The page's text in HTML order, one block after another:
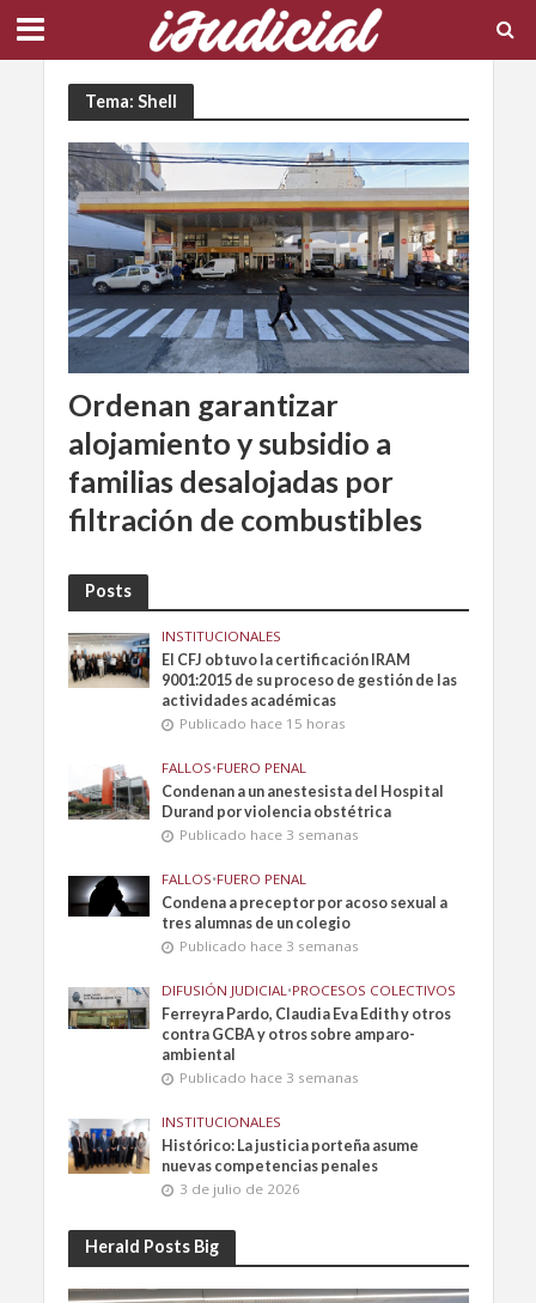
Tema: Shell
Ordenan garantizar
alojamiento y subsidio a
familias desalojadas por
filtración de combustibles
Posts
INSTITUCIONALES
El CFJ obtuvo la certificación IRAM
9001:2015 de su proceso de gestión de las
actividades académicas
Publicado hace 15 horas
FALLOS•FUERO PENAL
Condenan a un anestesista del Hospital
Durand por violencia obstétrica
Publicado hace 3 semanas
FALLOS•FUERO PENAL
Condena a preceptor por acoso sexual a
tres alumnas de un colegio
Publicado hace 3 semanas
DIFUSIÓN JUDICIAL•PROCESOS COLECTIVOS
Ferreyra Pardo, Claudia Eva Edith y otros
contra GCBA y otros sobre amparo-
ambiental
Publicado hace 3 semanas
INSTITUCIONALES
Histórico: La justicia porteña asume
nuevas competencias penales
3 de julio de 2026
Herald Posts Big